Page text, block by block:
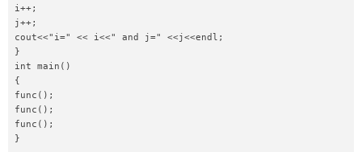
i++;
j++;
cout<<"i=" << i<<" and j=" <<j<<endl;
}
int main()
{
func();
func();
func();
}